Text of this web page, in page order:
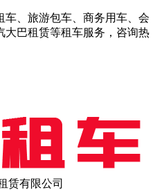
、旅游包车、商务用车、会
大巴租赁等租车服务，咨询热
赁有限公司